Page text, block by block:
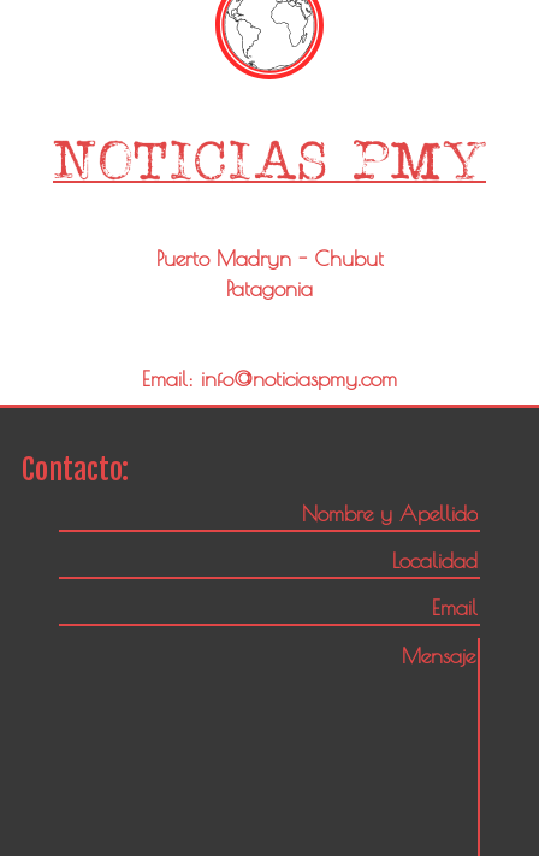
Puerto Madryn - Chubut
Patagonia
Email: info@noticiaspmy.com
Contacto: